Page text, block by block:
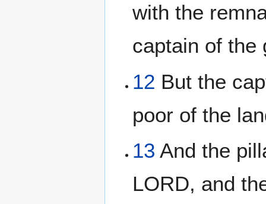
with the
captain of the
12 But the
poor of the
13 And the
LORD, and